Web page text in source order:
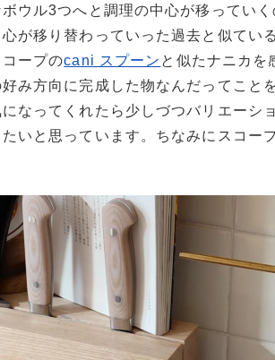
ウル3つへと調理の中心が移ってい
が移り替わっていった過去と似てい
ープのcani スプーン と似たナニカを
み方向に完成した物なんだってこと
なってくれたら少しづつバリエーシ
いと思っています。ちなみにスコー